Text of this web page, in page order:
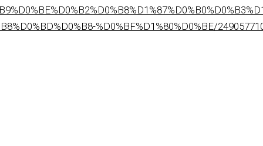
%D0%BF%D1%80%D0%BE/